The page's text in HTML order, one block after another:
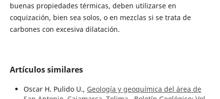
buenas propiedades térmicas, deben utilizarse en
coquización, bien sea solos, o en mezclas si se trata de
carbones con excesiva dilatación.
Artículos similares
Oscar H. Pulido U., Geología y geoquímica del área de